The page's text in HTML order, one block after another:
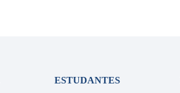
ESTUDANTES